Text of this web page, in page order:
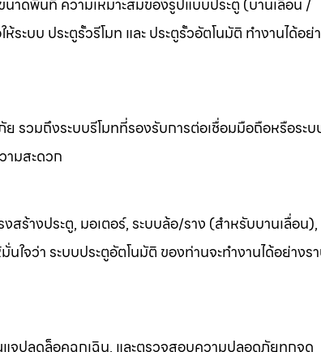
ะบบ ประตูรั้วรีโมท และ ประตูรั้วอัตโนมัติ ทำงานได้อย่
ย รวมถึงระบบรีโมทที่รองรับการต่อเชื่อมมือถือหรือระบ
ามสะดวก
ร้างประตู, มอเตอร์, ระบบล้อ/ราง (สำหรับบานเลื่อน),
ใจว่า ระบบประตูอัตโนมัติ ของท่านจะทำงานได้อย่างร
แจปลดล็อคฉุกเฉิน, และตรวจสอบความปลอดภัยทุกจุด